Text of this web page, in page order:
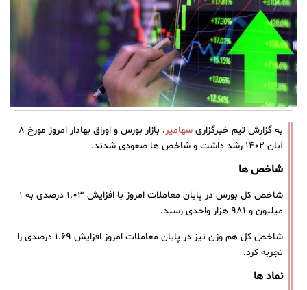
به گزارش تیم خبرگزاری سهامیر
، بازار بورس و اوراق بهادار امروز مورخ ۸
آبان ۱۴۰۲ رشد داشت و شاخص ها صعودی شدند.
شاخص ها
شاخص کل بورس در پایان معاملات امروز با افزایش ۱.۰۳ درصدی به ۱
میلیون و ۹۸۱ هزار واحدی رسید.
شاخص کل هم وزن نیز در پایان معاملات امروز افزایش ۱.۶۹ درصدی را
تجربه کرد.
نماد ها